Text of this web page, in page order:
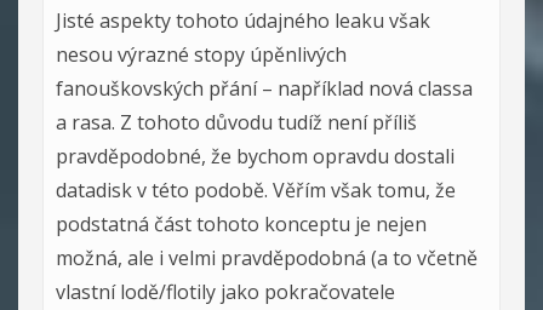
Jisté aspekty tohoto údajného leaku však
nesou výrazné stopy úpěnlivých
fanouškovských přání – například nová classa
a rasa. Z tohoto důvodu tudíž není příliš
pravděpodobné, že bychom opravdu dostali
datadisk v této podobě. Věřím však tomu, že
podstatná část tohoto konceptu je nejen
možná, ale i velmi pravděpodobná (a to včetně
vlastní lodě/flotily jako pokračovatele